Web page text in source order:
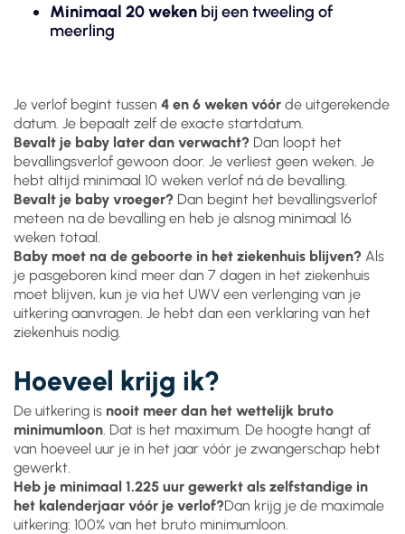
Minimaal 20 weken bij een tweeling of
meerling
Je verlof begint tussen 4 en 6 weken vóór de uitgerekende
datum. Je bepaalt zelf de exacte startdatum.
Bevalt je baby later dan verwacht? Dan loopt het
bevallingsverlof gewoon door. Je verliest geen weken. Je
hebt altijd minimaal 10 weken verlof ná de bevalling.
Bevalt je baby vroeger? Dan begint het bevallingsverlof
meteen na de bevalling en heb je alsnog minimaal 16
weken totaal.
Baby moet na de geboorte in het ziekenhuis blijven? Als
je pasgeboren kind meer dan 7 dagen in het ziekenhuis
moet blijven, kun je via het UWV een verlenging van je
uitkering aanvragen. Je hebt dan een verklaring van het
ziekenhuis nodig.
Hoeveel krijg ik?
De uitkering is nooit meer dan het wettelijk bruto
minimumloon . Dat is het maximum. De hoogte hangt af
van hoeveel uur je in het jaar vóór je zwangerschap hebt
gewerkt.
Heb je minimaal 1.225 uur gewerkt als zelfstandige in
het kalenderjaar vóór je verlof?Dan krijg je de maximale
uitkering: 100% van het bruto minimumloon.